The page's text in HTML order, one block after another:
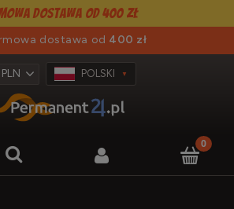
dostawa od 400 zł
dostawa od 400 zł
POLSKI